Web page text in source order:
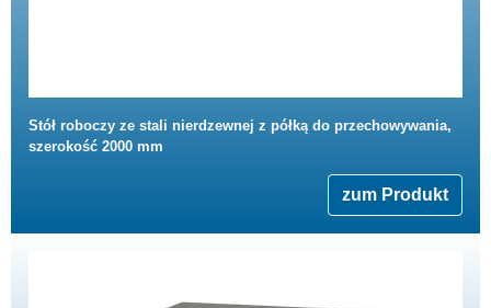
Stół roboczy ze stali nierdzewnej z półką do przechowywania,
szerokość 2000 mm
zum Produkt